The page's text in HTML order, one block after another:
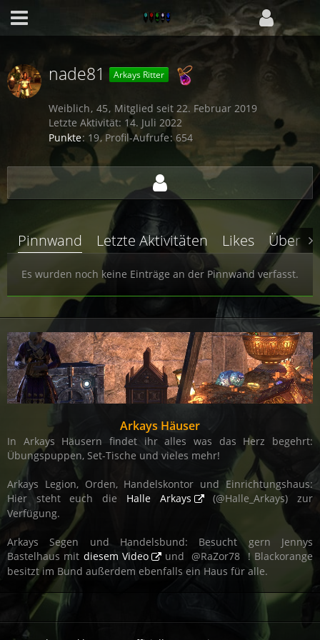
nade81 Arkays Ritter
Weiblich 45 Mitglied seit 22. Februar 2019
Letzte Aktivität: 14. Juli 2022
Punkte 19 Profil-Aufrufe 654
Pinnwand Letzte Aktivitäten Likes Über
Es wurden noch keine Einträge an der Pinnwand verfasst.
Arkays Häuser
In Arkays Häusern findet ihr alles was das Herz begehrt:
Übungspuppen, Set-Tische und vieles mehr!
Arkays Legion, Orden, Handelskontor und Einrichtungshaus:
Hier steht euch die Halle Arkays
(@Halle_Arkays) zur
Verfügung.
Arkays Segen und Handelsbund: Besucht gern Jennys
Bastelhaus mit diesem Video und RaZor78 ! Blackorange
besitzt im Bund außerdem ebenfalls ein Haus für alle.